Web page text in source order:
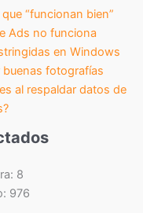
“funcionan bien”
Ads no funciona
en Windows
fotografías
al respaldar datos de
8
976